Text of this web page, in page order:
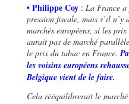
• Philippe Coy : La France
pression fiscale, mais s’il n’y
marchés européens, si les
aurait pas de marché
le prix du tabac en France.
les voisins européens
Belgique vient de le faire.
Cela rééquilibrerait le